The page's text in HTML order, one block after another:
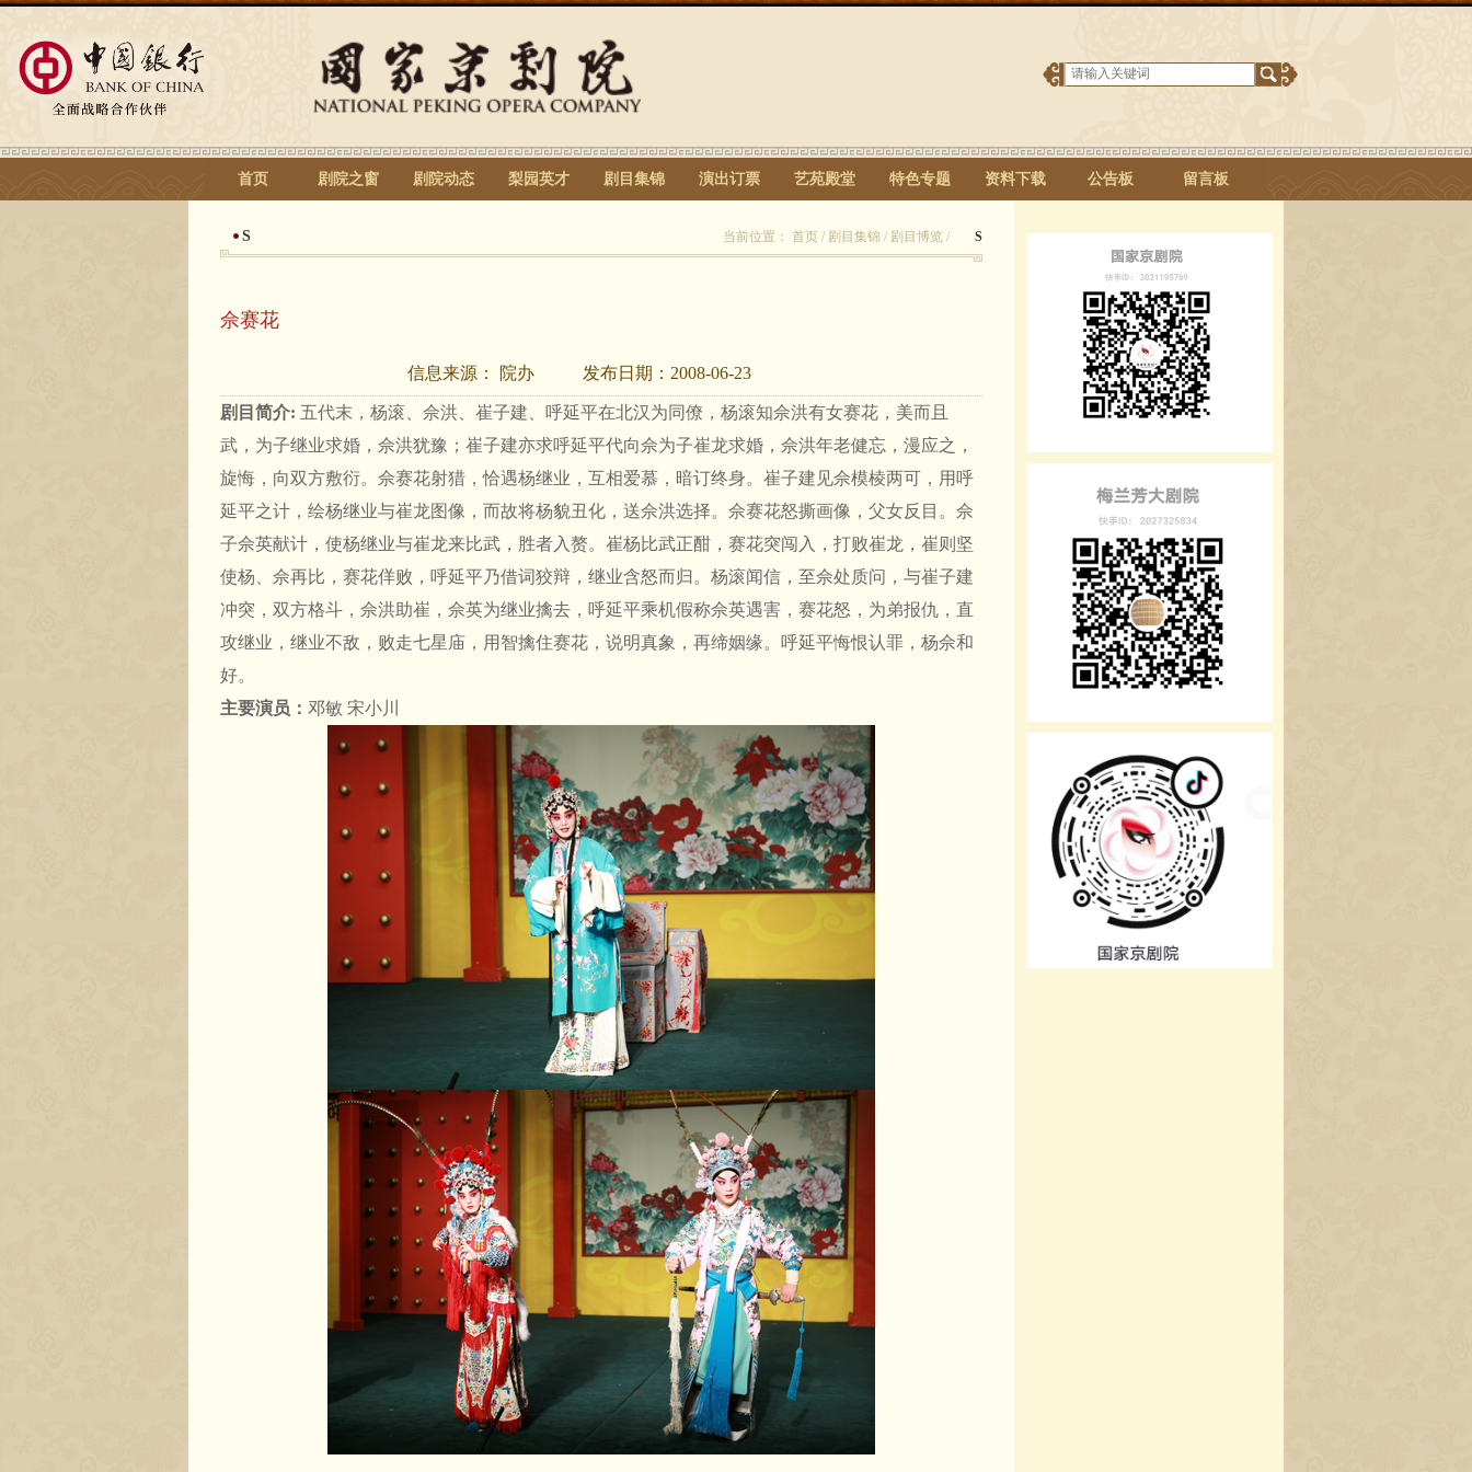
首页 剧院之窗 剧院动态 梨园英才 剧目集锦 演出订票 艺苑殿堂 特色专题 资料下载 公告板 留言板
S 当前位置： 首页 / 剧目集锦 / 剧目博览 / S
佘赛花
信息来源： 院办 发布日期： 2008-06-23
剧目简介: 五代末，杨滚、佘洪、崔子建、呼延平在北汉为同僚，杨滚知佘洪有女赛花，美而且
武，为子继业求婚，佘洪犹豫；崔子建亦求呼延平代向佘为子崔龙求婚，佘洪年老健忘，漫应之，
旋悔，向双方敷衍。佘赛花射猎，恰遇杨继业，互相爱慕，暗订终身。崔子建见佘模棱两可，用呼
延平之计，绘杨继业与崔龙图像，而故将杨貌丑化，送佘洪选择。佘赛花怒撕画像，父女反目。佘
子佘英献计，使杨继业与崔龙来比武，胜者入赘。崔杨比武正酣，赛花突闯入，打败崔龙，崔则坚
使杨、佘再比，赛花佯败，呼延平乃借词狡辩，继业含怒而归。杨滚闻信，至佘处质问，与崔子建
冲突，双方格斗，佘洪助崔，佘英为继业擒去，呼延平乘机假称佘英遇害，赛花怒，为弟报仇，直
攻继业，继业不敌，败走七星庙，用智擒住赛花，说明真象，再缔姻缘。呼延平悔恨认罪，杨佘和
好。
主要演员： 邓敏 宋小川